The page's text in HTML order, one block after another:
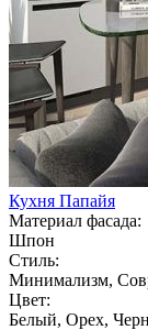
Кухня Папайя
Материал фасада:
Шпон
Стиль:
Минимализм,
Цвет:
Белый, Орех,